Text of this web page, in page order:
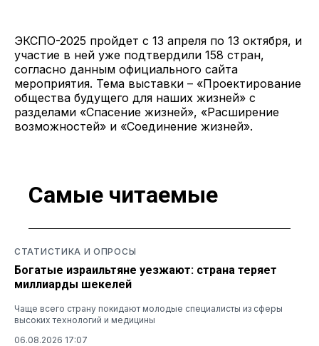
ЭКСПО-2025 пройдет с 13 апреля по 13 октября, и
участие в ней уже подтвердили 158 стран,
согласно данным официального сайта
мероприятия. Тема выставки – «Проектирование
общества будущего для наших жизней» с
разделами «Спасение жизней», «Расширение
возможностей» и «Соединение жизней».
Самые читаемые
СТАТИСТИКА И ОПРОСЫ
Богатые израильтяне уезжают: страна теряет
миллиарды шекелей
Чаще всего страну покидают молодые специалисты из сферы
высоких технологий и медицины
06.08.2026 17:07